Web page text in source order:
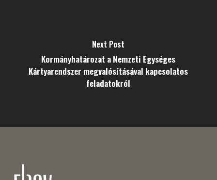
Next Post
Kormányhatározat a Nemzeti Egységes
Kártyarendszer megvalósításával kapcsolatos
feladatokról